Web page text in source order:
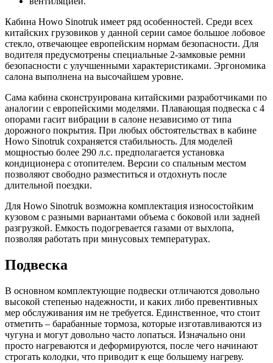
Кабина Howo Sinotruk имеет ряд особенностей. Среди всех
китайских грузовиков у данной серии самое большое лобовое
стекло, отвечающее европейским нормам безопасности. Для
водителя предусмотрены специальные 2-замковые ремни
безопасности с улучшенными характеристиками. Эргономика
салона выполнена на высочайшем уровне.
Сама кабина сконструирована китайскими разработчиками по
аналогии с европейскими моделями. Плавающая подвеска с 4
опорами гасит вибрации в салоне независимо от типа
дорожного покрытия. При любых обстоятельствах в кабине
Howo Sinotruk сохраняется стабильность. Для моделей
мощностью более 290 л.с. предполагается установка
кондиционера с отопителем. Версии со спальным местом
позволяют свободно разместиться и отдохнуть после
длительной поездки.
Для Howo Sinotruk возможна комплектация износостойким
кузовом с разными вариантами объема с боковой или задней
разгрузкой. Емкость подогревается газами от выхлопа,
позволяя работать при минусовых температурах.
Подвеска
В основном комплектующие подвески отличаются довольно
высокой степенью надежности, и каких либо превентивных
мер обслуживания им не требуется. Единственное, что стоит
отметить – барабанные тормоза, которые изготавливаются из
чугуна и могут довольно часто лопаться. Изначально они
просто нагреваются и деформируются, после чего начинают
строгать колодки, что приводит к еще большему нагреву.